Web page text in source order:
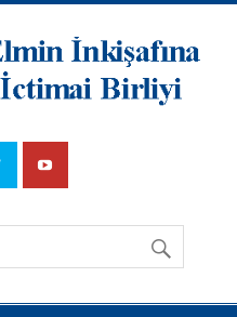
İnkişafına
Dətsək İctimai
Birliyi